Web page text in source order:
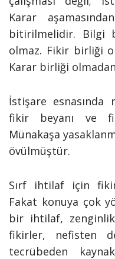
Karar
bitirilmelidir. Bilgi
olmaz. Fikir birliği
Karar birliği
İstişare esnasında
fikir beyanı ve
Münakaşa
övülmüştür.
Sırf ihtilaf için
Fakat konuya çok
bir ihtilaf,
fikirler, nefisten
tecrübeden